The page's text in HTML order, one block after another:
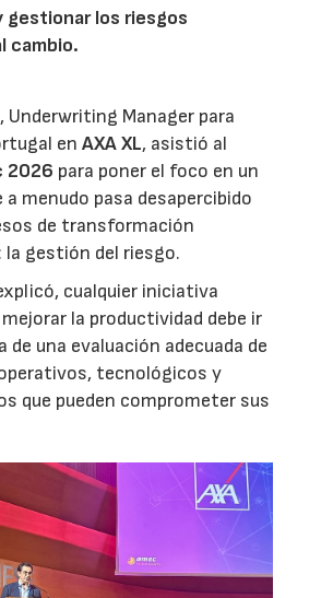
gestionar los riesgos
cambio.
Underwriting Manager para
enAXA XL, asistió al
2026 para poner el foco en un
a menudo pasa desapercibido
de transformación
la gestión del riesgo.
cualquier iniciativa
la productividad debe ir
de una evaluación adecuada de
tecnológicos y
que pueden comprometer sus